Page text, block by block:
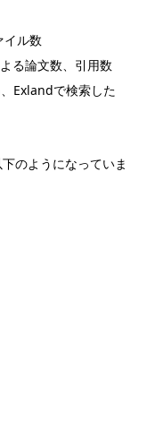
イル数
る論文数、引用数
Exlandで検索した
のようになっていま